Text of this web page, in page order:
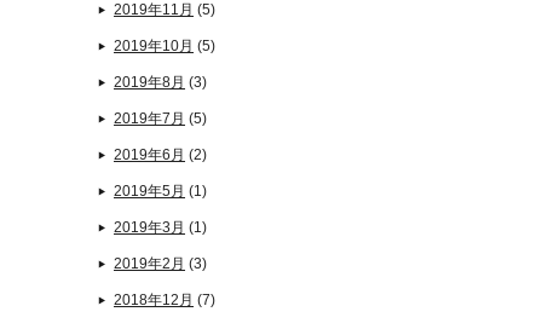
2019年11月 (5)
2019年10月 (5)
2019年8月 (3)
2019年7月 (5)
2019年6月 (2)
2019年5月 (1)
2019年3月 (1)
2019年2月 (3)
2018年12月 (7)